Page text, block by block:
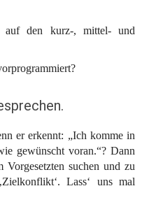
auf den kurz-, mittel- und
er erkennt: „Ich komme in
gewünscht voran.“? Dann
Vorgesetzten suchen und zu
Lass‘ uns mal